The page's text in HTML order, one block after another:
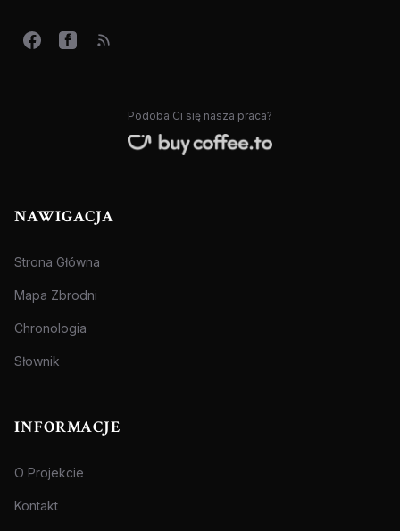
Podoba Ci się nasza praca?
NAWIGACJA
Strona Główna
Mapa Zbrodni
Chronologia
Słownik
INFORMACJE
O Projekcie
Kontakt